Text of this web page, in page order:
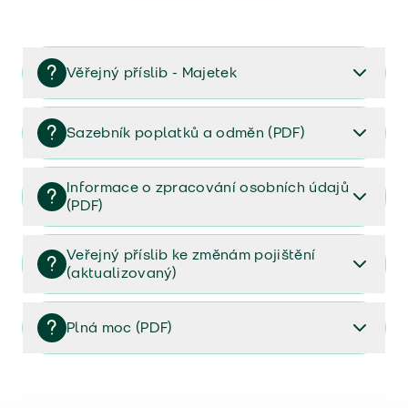
Věřejný příslib - Majetek
Věřejný příslib majetek 2023
Sazebník poplatků a odměn (PDF)
Sazebník poplatků a odměn (PDF)
Informace o zpracování osobních údajů
(PDF)
Informace o zpracování osobních údajů (PDF)
Veřejný příslib ke změnám pojištění
(aktualizovaný)
Veřejný příslib ke změnám pojištění (aktualizovaný)
Plná moc (PDF)